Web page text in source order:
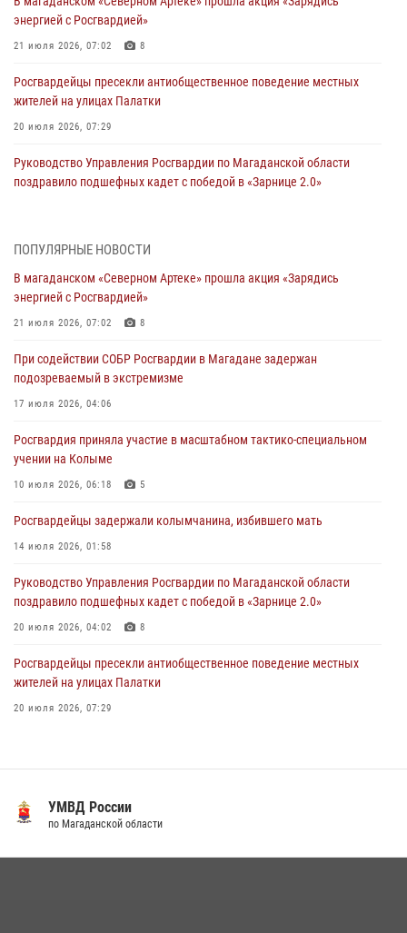
энергией с Росгвардией»
21 июля 2026, 07:02 8
Росгвардейцы пресекли антиобщественное поведение местных
жителей на улицах Палатки
20 июля 2026, 07:29
Руководство Управления Росгвардии по Магаданской области
поздравило подшефных кадет с победой в «Зарнице 2.0»
При содействии СОБР Росгвардии в Магадане задержан
17 июля 2026, 04:06
«Каникулы с Росгвардией» продолжаются на Колыме
Начальник Главного штаба – первый заместитель директора
Росгвардии Герой России генерал-полковник Сергей Бойко
15 июля 2026, 06:21
Кинологический тандем из Магадана завоевал бронзу на
15 июля 2026, 04:34
ПОПУЛЯРНЫЕ НОВОСТИ
В магаданском «Северном Артеке» прошла акция «Зарядись
энергией с Росгвардией»
21 июля 2026, 07:02 8
При содействии СОБР Росгвардии в Магадане задержан
подозреваемый в экстремизме
17 июля 2026, 04:06
Росгвардия приняла участие в масштабном тактико-специальном
учении на Колыме
10 июля 2026, 06:18 5
Росгвардейцы задержали колымчанина, избившего мать
14 июля 2026, 01:58
Руководство Управления Росгвардии по Магаданской области
поздравило подшефных кадет с победой в «Зарнице 2.0»
20 июля 2026, 04:02 8
Росгвардейцы пресекли антиобщественное поведение местных
жителей на улицах Палатки
20 июля 2026, 07:29
16 июля 2026, 03:27 6
Кинологический тандем из Магадана завоевал бронзу на
соревнованиях Восточного округа Росгвардии
УМВД России
по Магаданской области